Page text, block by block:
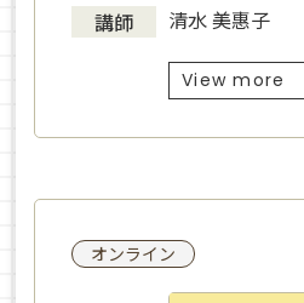
講師 清水 美惠子
View more
オンライン